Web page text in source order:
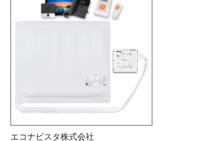
エコナビスタ株式会社